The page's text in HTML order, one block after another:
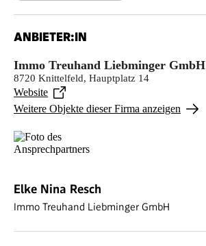
ANBIETER:IN
Immo Treuhand Liebminger GmbH
8720 Knittelfeld, Hauptplatz 14
Website
Weitere Objekte dieser Firma anzeigen
Elke Nina Resch
Immo Treuhand Liebminger GmbH